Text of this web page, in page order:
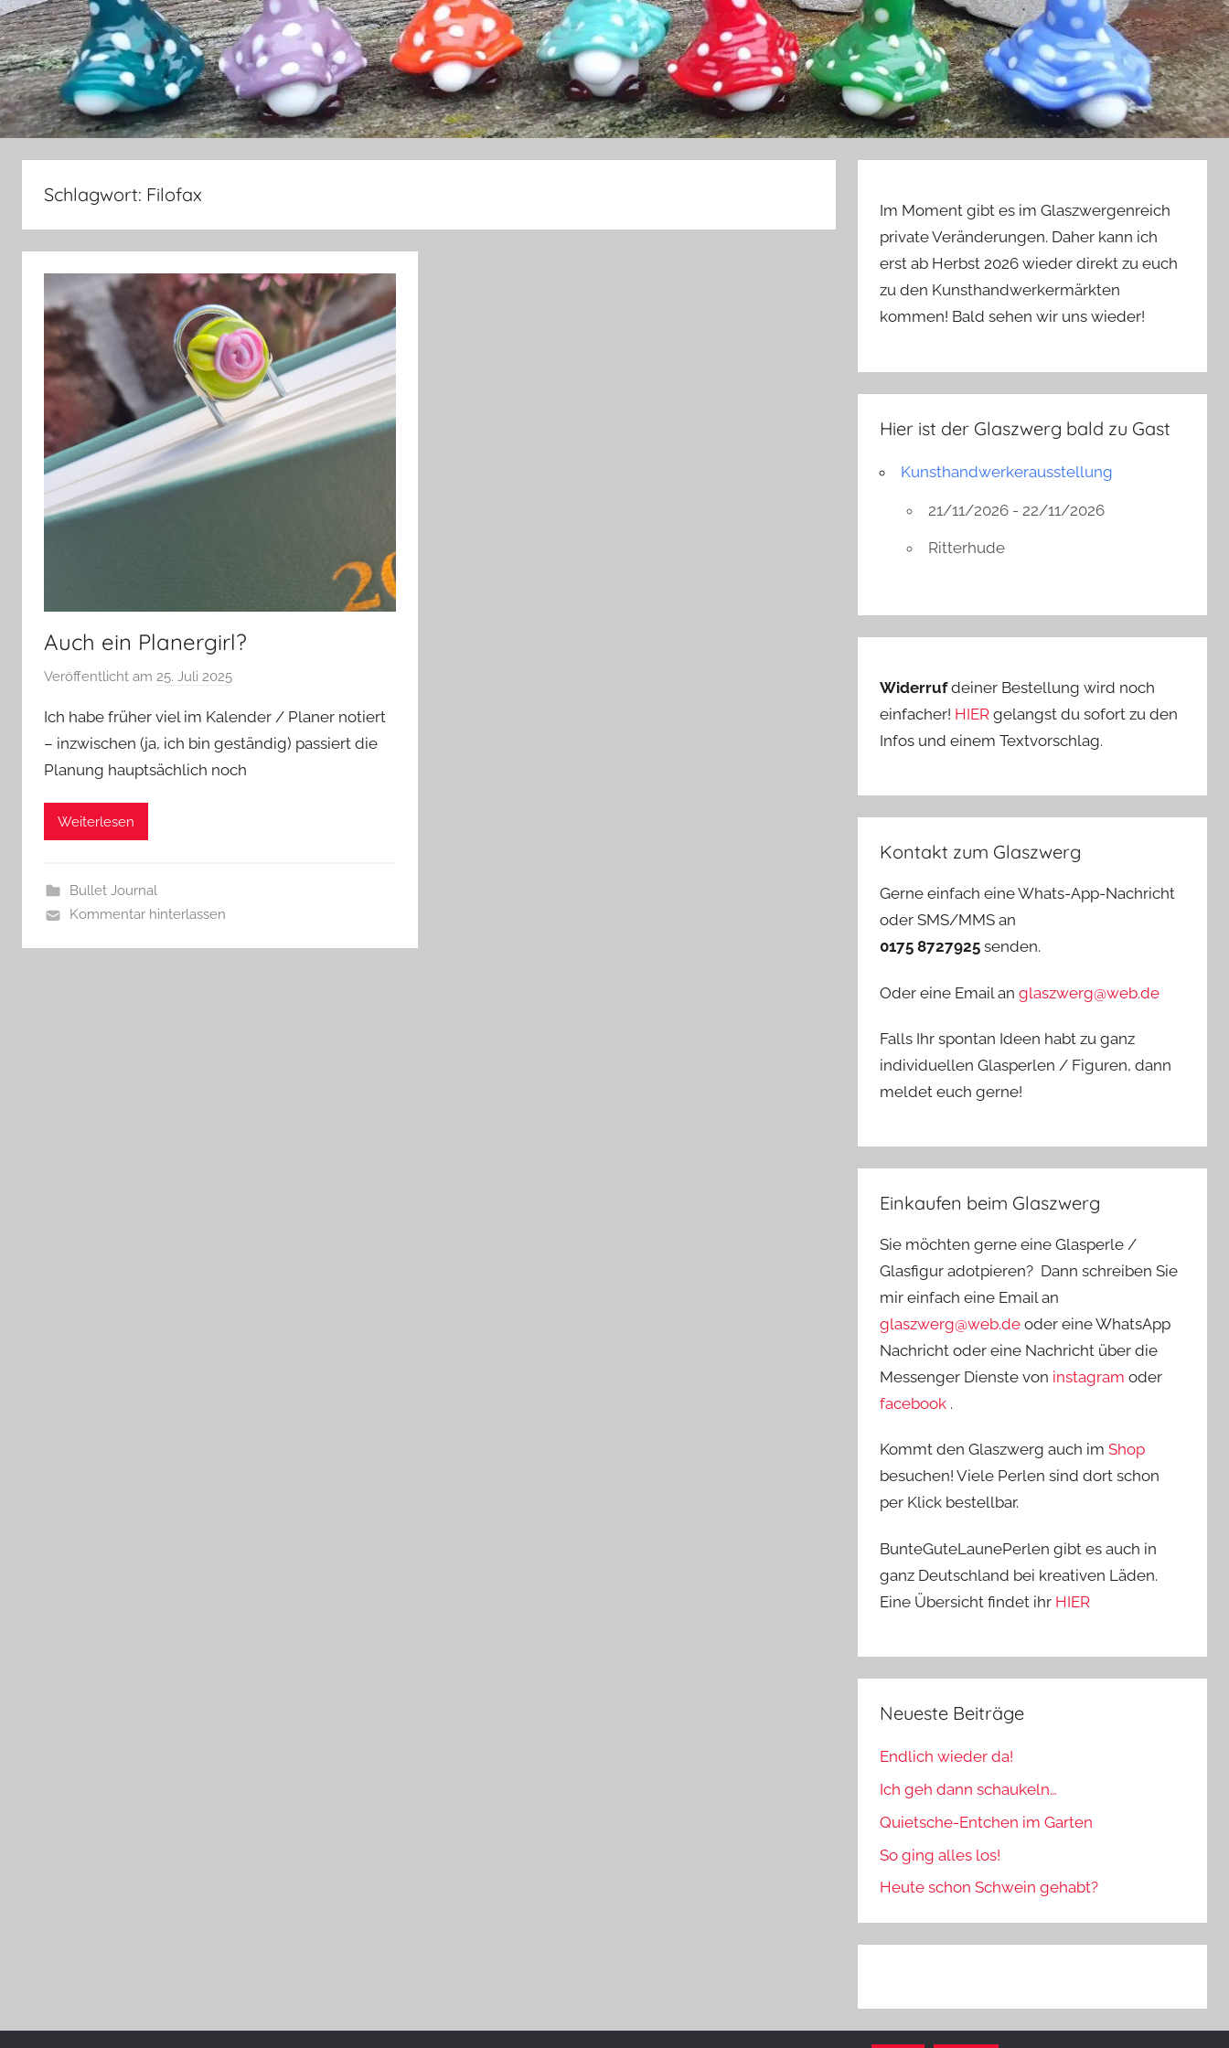
Schlagwort: Filofax
Auch ein Planergirl?
Veröffentlicht am 25. Juli 2025
n
G
l
Ich habe früher viel im Kalender / Planer notiert
– inzwischen (ja, ich bin geständig) passiert die
Planung hauptsächlich noch
Weiterlesen
Bullet Journal
Kommentar hinterlassen
Im Moment gibt es im Glaszwergenreich
private Veränderungen. Daher kann ich
erst ab Herbst 2026 wieder direkt zu euch
zu den Kunsthandwerkermärkten
kommen! Bald sehen wir uns wieder!
Hier ist der Glaszwerg bald zu Gast
Kunsthandwerkerausstellung
21/11/2026 - 22/11/2026
Ritterhude
Widerrufdeiner Bestellung wird noch
einfacher! HIERgelangst du sofort zu den
Infos und einem Textvorschlag.
Kontakt zum Glaszwerg
Gerne einfach eine Whats-App-Nachricht
oder SMS/MMS an
0175 8727925 senden.
Oder eine Email anglaszwerg@web.de
Falls Ihr spontan Ideen habt zu ganz
individuellen Glasperlen / Figuren, dann
meldet euch gerne!
Einkaufen beim Glaszwerg
Sie möchten gerne eine Glasperle /
Glasfigur adotpieren? Dann schreiben Sie
mir einfach eine Email an
glaszwerg@web.de oder eine WhatsApp
Nachricht oder eine Nachricht über die
Messenger Dienste von instagram oder
facebook .
Kommt den Glaszwerg auch imShop
besuchen! Viele Perlen sind dort schon
per Klick bestellbar.
BunteGuteLaunePerlen gibt es auch in
ganz Deutschland bei kreativen Läden.
Eine Übersicht findet ihr HIER
Neueste Beiträge
Endlich wieder da!
Ich geh dann schaukeln…
Quietsche-Entchen im Garten
So ging alles los!
Heute schon Schwein gehabt?